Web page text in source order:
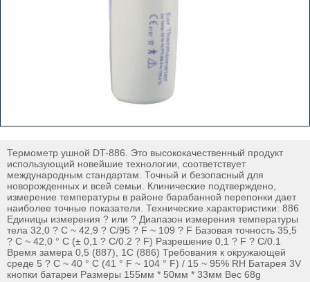
Термометр ушной DT-886. Это высококачественный продукт
использующий новейшие технологии, соответствует
международным стандартам. Точный и безопасный для
новорожденных и всей семьи. Клинические подтверждено,
измерение температуры в районе барабанной перепонки дает
наиболее точные показатели. Технические характеристики: 886
Единицы измерения ? или ? Диапазон измерения температуры
тела 32,0 ? C ~ 42,9 ? C/95 ? F ~ 109 ? F Базовая точность 35,5
? C ~ 42,0 ° С (± 0,1 ? C/0.2 ? F) Разрешение 0,1 ? F ? C/0.1
Время замера 0,5 (887), 1С (886) Требования к окружающей
среде 5 ? C ~ 40 ° C (41 ° F ~ 104 ° F) / 15 ~ 95% RH Батарея 3V
кнопки батареи Размеры 155мм * 50мм * 33мм Вес 68g